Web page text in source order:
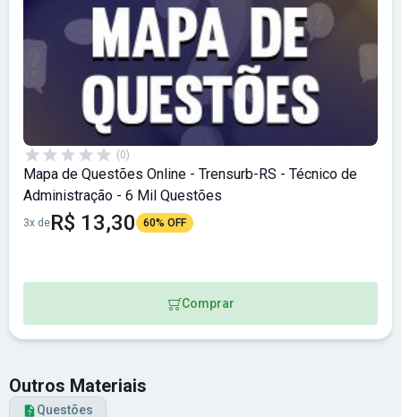
(0)
Mapa de Questões Online - Trensurb-RS - Técnico de
Administração - 6 Mil Questões
3x deR$ 13,30 60% OFF
Comprar
Outros Materiais
Questões